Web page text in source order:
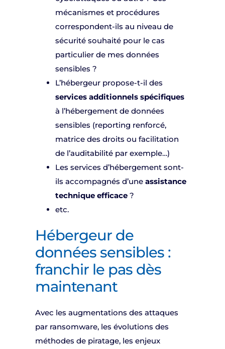
mécanismes et procédures
correspondent-ils au niveau de
sécurité souhaité pour le cas
particulier de mes données
sensibles ?
L’hébergeur propose-t-il des
services additionnels spécifiques
à l’hébergement de données
sensibles (reporting renforcé,
matrice des droits ou facilitation
de l’auditabilité par exemple…)
Les services d’hébergement sont-
ils accompagnés d’uneassistance
technique efficace?
etc.
Hébergeur de
données sensibles :
franchir le pas dès
maintenant
Avec les augmentations des attaques
par ransomware, les évolutions des
méthodes de piratage, les enjeux